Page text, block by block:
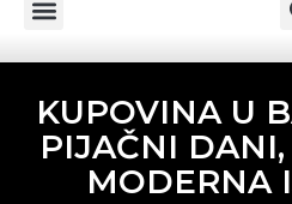
KUPOVINA U
PIJAČNI
MODERNA